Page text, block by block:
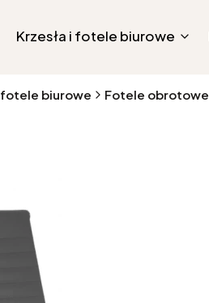
Krzesła i fotele biurowe
fotele biurowe Fotele obrotowe